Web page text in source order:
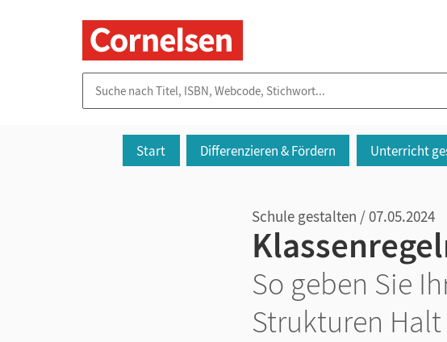
Start Differenzieren & Fördern Unterricht
Schule gestalten / 07.05.2024
So geben Sie
Strukturen Halt